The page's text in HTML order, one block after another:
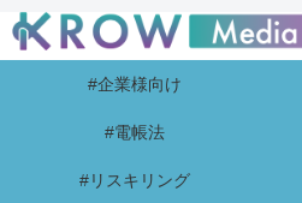
#企業様向け
#電帳法
#リスキリング